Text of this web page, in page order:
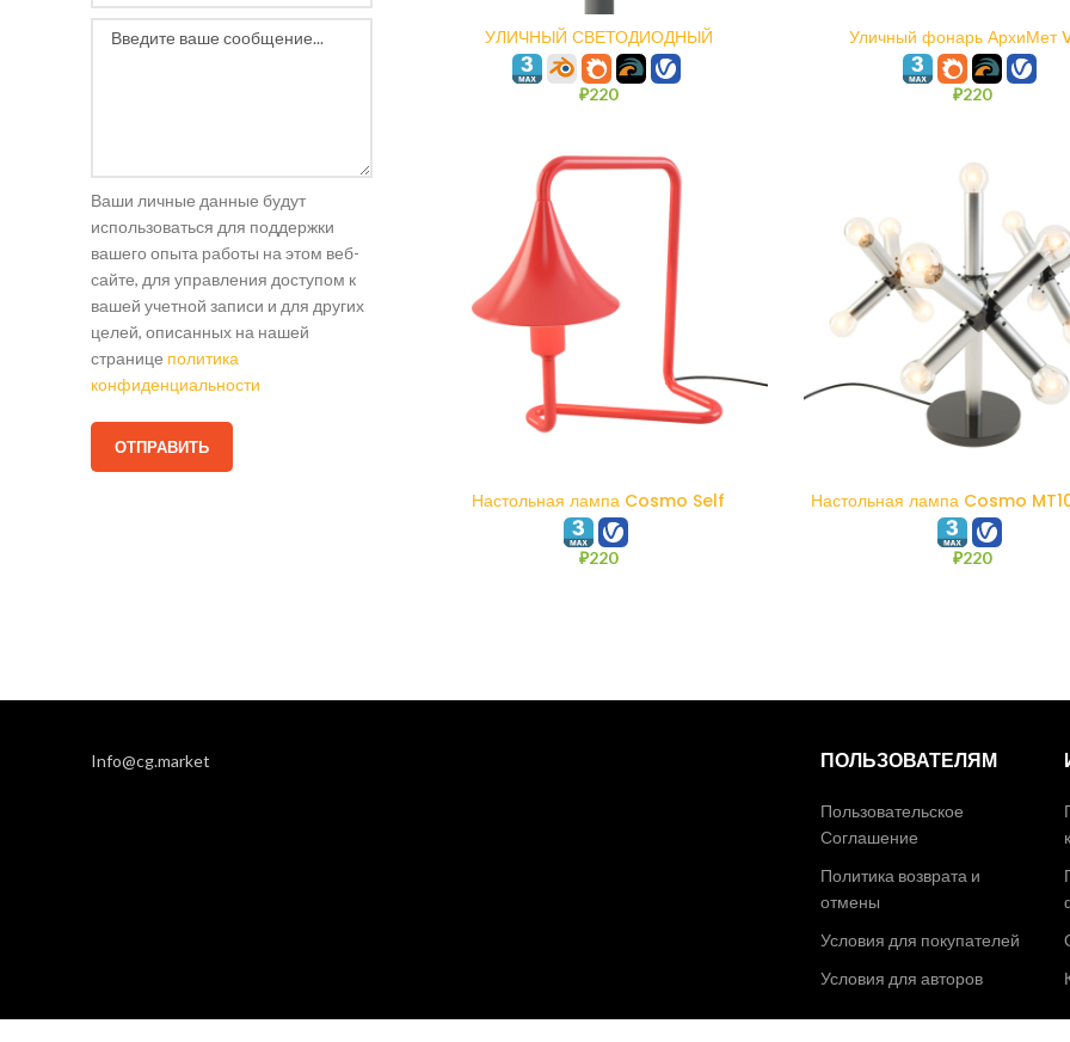
Ваши личные данные будут
использоваться для поддержки
вашего опыта работы на этом веб-
сайте, для управления доступом к
вашей учетной записи и для других
целей, описанных на нашей
странице политика
конфиденциальности
В КОРЗИНУ
УЛИЧНЫЙ СВЕТОДИОДНЫЙ
СВЕТИЛЬНИК ИСТРА
₽220
В КОРЗИНУ
Уличный фонарь АрхиМет
₽220
В КОРЗИНУ
Настольная лампа Cosmo Self
₽220
В КОРЗИНУ
Настольная лампа Cosmo
₽220
Info@cg.market ПОЛЬЗОВАТЕЛЯМ
Пользовательское
Соглашение
Политика возврата и
отмены
Условия для покупателей
Условия для авторов